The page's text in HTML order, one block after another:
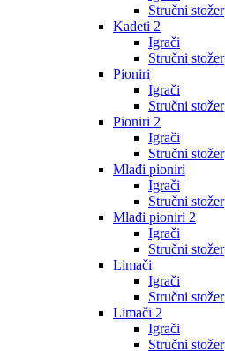
Stručni stožer
Kadeti 2
Igrači
Stručni stožer
Pioniri
Igrači
Stručni stožer
Pioniri 2
Igrači
Stručni stožer
Mlađi pioniri
Igrači
Stručni stožer
Mlađi pioniri 2
Igrači
Stručni stožer
Limači
Igrači
Stručni stožer
Limači 2
Igrači
Stručni stožer